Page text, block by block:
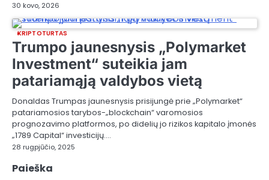
30 kovo, 2026
KRIPTOTURTAS
Trumpo jaunesnysis „Polymarket
Investment“ suteikia jam
patariamąją valdybos vietą
Donaldas Trumpas jaunesnysis prisijungė prie „Polymarket“
patariamosios tarybos-„blockchain“ varomosios
prognozavimo platformos, po didelių jo rizikos kapitalo įmonės
„1789 Capital“ investicijų.…
28 rugpjūčio, 2025
Paieška